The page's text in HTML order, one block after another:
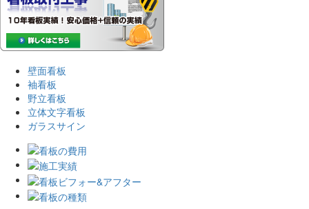
壁面看板
袖看板
野立看板
立体文字看板
ガラスサイン